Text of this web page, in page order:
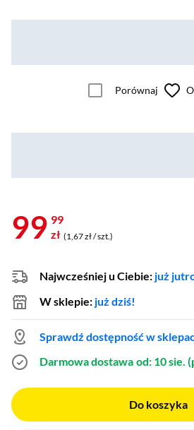
Porównaj
99 99
zł (1,67 zł / szt.)
Najwcześniej u Ciebie: już
W sklepie: już dziś!
Sprawdź dostępność w
Darmowa dostawa od: 10 sie.
Do koszyka